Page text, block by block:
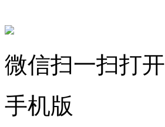
微信扫一扫打开
手机版